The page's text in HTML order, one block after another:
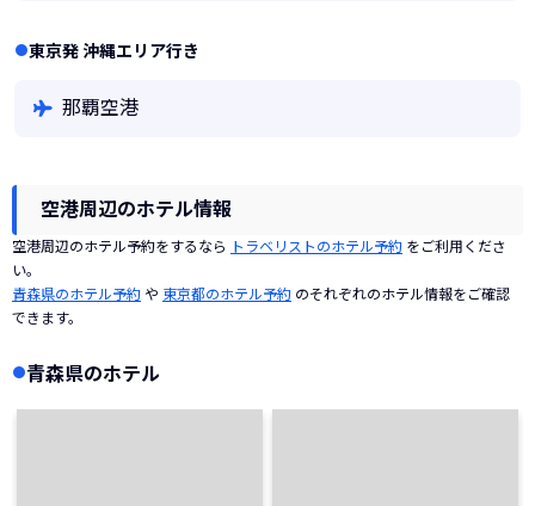
東京発 沖縄エリア行き
那覇空港
空港周辺のホテル情報
空港周辺のホテル予約をするなら トラベリストのホテル予約 をご利用くださ
い。
青森県のホテル予約 や 東京都のホテル予約 のそれぞれのホテル情報をご確認
できます。
青森県のホテル